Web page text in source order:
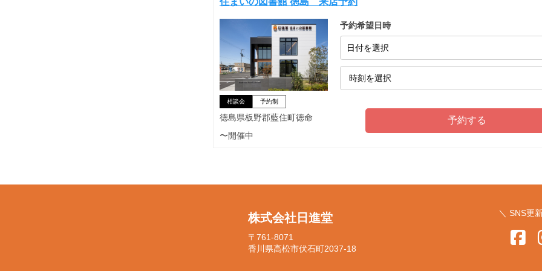
相談会 予約制
徳島県板野郡藍住町徳命
〜開催中
予約希望日時
日付を選択
株式会社日進堂
〒761-8071
香川県高松市伏石町2037-18
＼ SNS更